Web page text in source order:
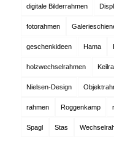
digitale Bilderrahmen
fotorahmen
geschenkideen Hama
holzwechselrahmen
Nielsen-Design
rahmen Roggenkamp
Spagl Stas